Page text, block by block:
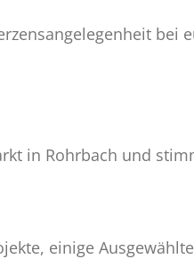
bei
in Rohrbach und
einige